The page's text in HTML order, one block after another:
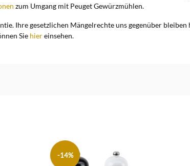
zum Umgang mit Peuget Gewürzmühlen.
Ihre gesetzlichen Mängelrechte uns gegenüber
Sie hiereinsehen.
-14%